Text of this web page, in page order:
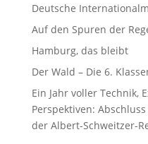
Deutsche
Auf den Spuren der
Hamburg, das bleibt
Der Wald – Die 6.
Ein Jahr voller Technik,
Perspektiven:
der Albert-Schweitzer-